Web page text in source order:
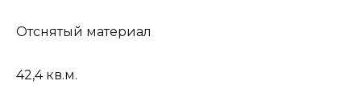
Отснятый материал
42,4 кв.м.